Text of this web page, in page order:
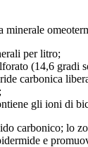
per litro;
(14,6 gradi
carbonica
gli ioni di
carbonico; lo
e